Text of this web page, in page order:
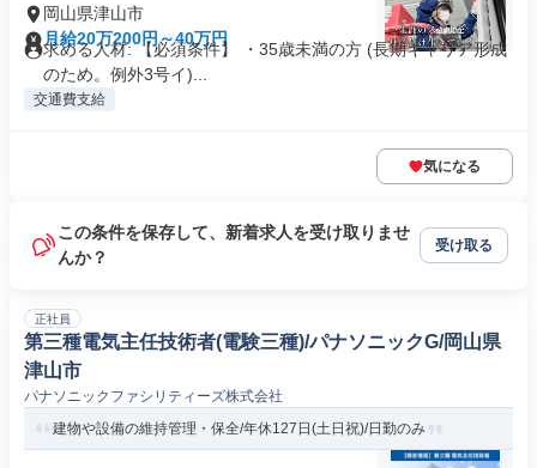
岡山県津山市
月給20万200円～40万円
求める人材: 【必須条件】 ・35歳未満の方 (長期キャリア形成
のため。例外3号イ)...
交通費支給
気になる
この条件を保存して、新着求人を受け取りませ
んか？
受け取る
正社員
第三種電気主任技術者(電験三種)/パナソニックG/岡山県
津山市
パナソニックファシリティーズ株式会社
建物や設備の維持管理・保全/年休127日(土日祝)/日勤のみ